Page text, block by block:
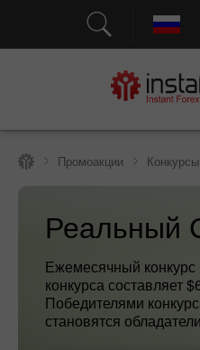
Промоакции Конкурсы
Реальный
Ежемесячный
конкурса составляет
Победителями
становятся